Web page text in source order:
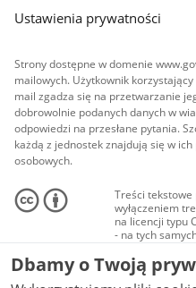
Ustawienia prywatności
Strony dostępne w domenie
mailowych. Użytkownik
mail zgadza się na przetwarzanie
dobrowolnie podanych danych w
odpowiedzi na przesłane pytania.
każdą z jednostek znajdują się w
osobowych.
Treści tekstowe
wyłączeniem
na licencji typu
- na tych
Materiały
audio i wideo,
Creative
Dbamy o Twoją